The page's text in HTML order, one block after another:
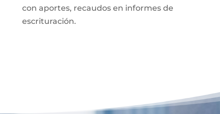
con aportes, recaudos en informes de
escrituración.